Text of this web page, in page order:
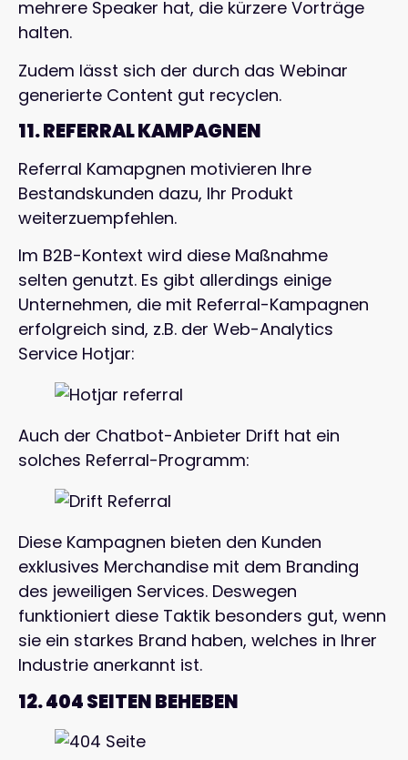
mehrere Speaker hat, die kürzere Vorträge
halten.
Zudem lässt sich der durch das Webinar
generierte Content gut recyclen.
11. REFERRAL KAMPAGNEN
Referral Kamapgnen motivieren Ihre
Bestandskunden dazu, Ihr Produkt
weiterzuempfehlen.
Im B2B-Kontext wird diese Maßnahme
selten genutzt. Es gibt allerdings einige
Unternehmen, die mit Referral-Kampagnen
erfolgreich sind, z.B. der Web-Analytics
Service Hotjar:
Auch der Chatbot-Anbieter Drift hat ein
solches Referral-Programm:
Diese Kampagnen bieten den Kunden
exklusives Merchandise mit dem Branding
des jeweiligen Services. Deswegen
funktioniert diese Taktik besonders gut, wenn
sie ein starkes Brand haben, welches in Ihrer
Industrie anerkannt ist.
12. 404 SEITEN BEHEBEN